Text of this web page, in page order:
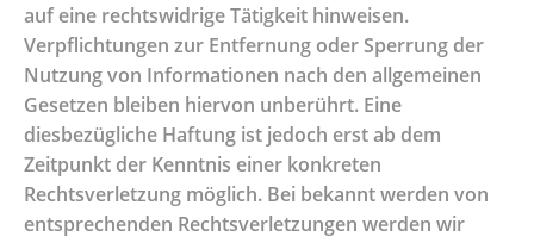
auf eine rechtswidrige Tätigkeit hinweisen.
Verpflichtungen zur Entfernung oder Sperrung der
Nutzung von Informationen nach den allgemeinen
Gesetzen bleiben hiervon unberührt. Eine
diesbezügliche Haftung ist jedoch erst ab dem
Zeitpunkt der Kenntnis einer konkreten
Rechtsverletzung möglich. Bei bekannt werden von
entsprechenden Rechtsverletzungen werden wir